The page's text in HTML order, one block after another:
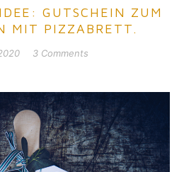
GUTSCHEIN ZUM
MIT PIZZABRETT.
3 Comments